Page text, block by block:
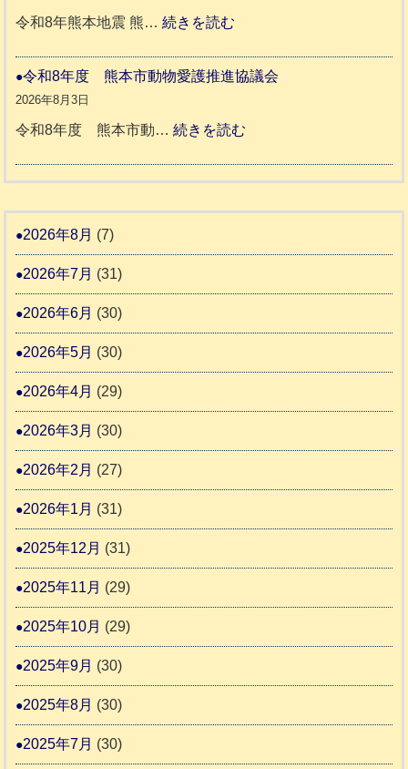
さ
ん
人
ホ
日
1
本
支
告
令和8年熊本地震 熊…続きを読む
災
ッ
か
す
令和8年度 熊本市動物愛護推進協議会
2026年8月3日
令和8年度 熊本市動…続きを読む
和
度
本
物
推
2026年8月 (7)
2026年7月 (31)
2026年6月 (30)
2026年5月 (30)
2026年4月 (29)
2026年3月 (30)
2026年2月 (27)
2026年1月 (31)
2025年12月 (31)
2025年11月 (29)
2025年10月 (29)
2025年9月 (30)
2025年8月 (30)
2025年7月 (30)